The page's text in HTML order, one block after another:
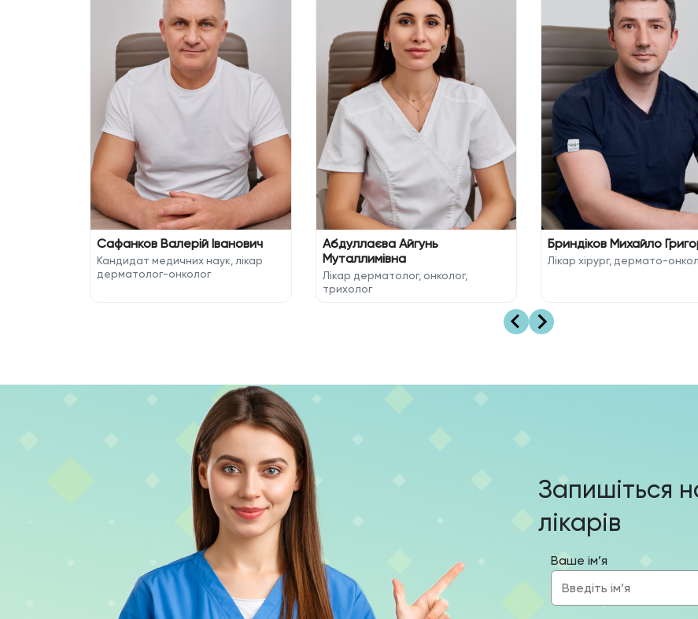
Сафанков Валерій Іванович
Кандидат медичних наук, лікар
дерматолог-онколог
Абдуллаєва Айгунь
Муталлимівна
Лікар дерматолог, онколог,
трихолог
Бриндіков Михайло
Лікар хірург, дермато-
Запишіться
лікарів
Ваше ім’я